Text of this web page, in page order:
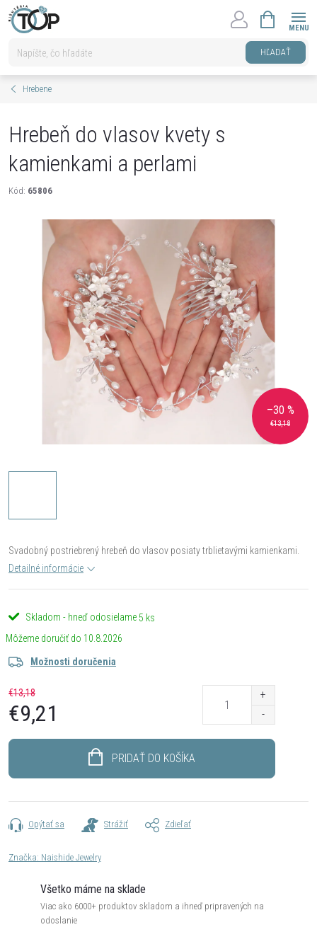
Prejsť
na
HĽADAŤ
KOŠÍK
Hrebene
Hrebeň do vlasov kvety s
kamienkami a perlami
Kód: 65806
€13,18
–30 %
Svadobný postriebrený hrebeň do vlasov posiaty trblietavými kamienkami.
Detailné informácie
Skladom - hneď odosielame5 ks
10.8.2026
Možnosti doručenia
€13,18
€9,21
PRIDAŤ DO KOŠÍKA
Opýtať sa Strážiť Zdieľať
Značka: Naishide Jewelry
Všetko máme na sklade
Viac ako 6000+ produktov skladom a ihneď pripravených na
odoslanie